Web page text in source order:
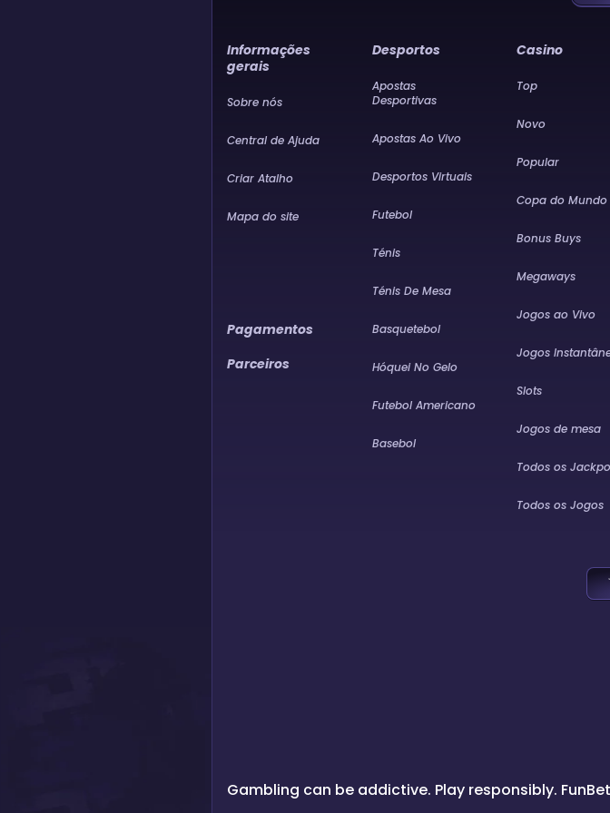
Informações
gerais
Sobre nós
Central de Ajuda
Criar Atalho
Mapa do site
Desportos
Apostas
Desportivas
Apostas Ao Vivo
Desportos Virtuais
Futebol
Ténis
Ténis De Mesa
Basquetebol
Hóquei No Gelo
Futebol Americano
Basebol
Casino
Top
Novo
Popular
Copa do Mundo
Bonus Buys
Megaways
Jogos ao Vivo
Jogos
Slots
Jogos de mesa
Todos os
Todos os Jogos
Pagamentos
Parceiros
Gambling can be addictive. Play responsibly.